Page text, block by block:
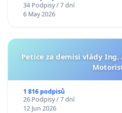
34 Podpisy / 7 dní
6 May 2026
Petice za demisi vlády Ing.
1 816 podpisů
26 Podpisy / 7 dní
12 Jun 2026